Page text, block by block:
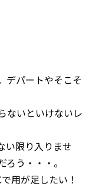
デパートやそこそ
ないといけないレ
い限り入りませ
う・・・。
用が足したい！